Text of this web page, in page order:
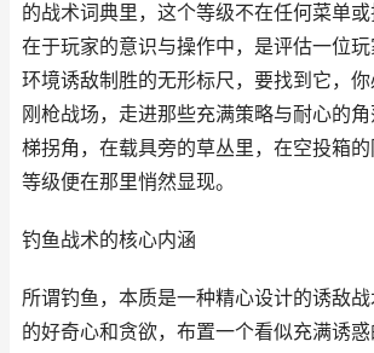
的战术词典里，这个等级不在任何菜单
在于玩家的意识与操作中，是评估一位
环境诱敌制胜的无形标尺，要找到它，
刚枪战场，走进那些充满策略与耐心的
梯拐角，在载具旁的草丛里，在空投箱
等级便在那里悄然显现。
钓鱼战术的核心内涵
所谓钓鱼，本质是一种精心设计的诱敌
的好奇心和贪欲，布置一个看似充满诱